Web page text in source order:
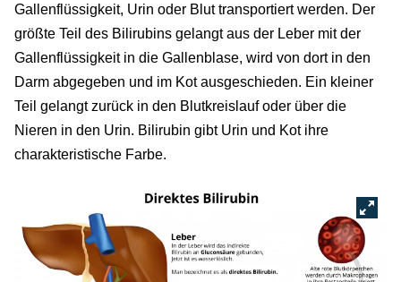
Gallenflüssigkeit, Urin oder Blut transportiert werden. Der
größte Teil des Bilirubins gelangt aus der Leber mit der
Gallenflüssigkeit in die Gallenblase, wird von dort in den
Darm abgegeben und im Kot ausgeschieden. Ein kleiner
Teil gelangt zurück in den Blutkreislauf oder über die
Nieren in den Urin. Bilirubin gibt Urin und Kot ihre
charakteristische Farbe.